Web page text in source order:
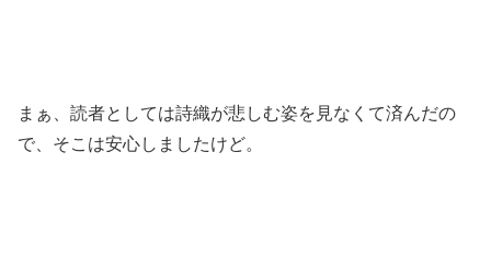
まぁ、読者としては詩織が悲しむ姿を見なくて済んだの
で、そこは安心しましたけど。